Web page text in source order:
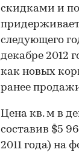
скидками и
следующего
декабре 2012
как новых
ранее
Цена кв. м в
составив $5
2011 года) на